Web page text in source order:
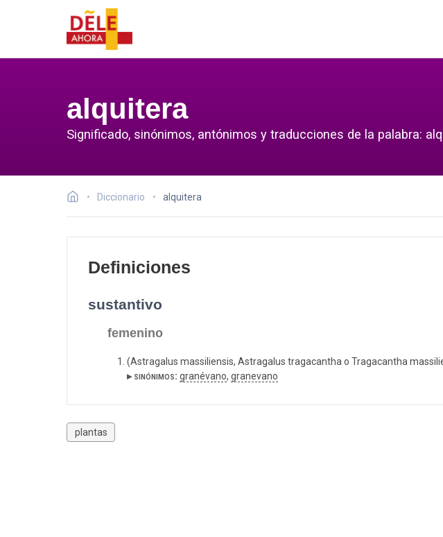
alquitera
Significado, sinónimos, antónimos y traducciones de la palabra:
Diccionario alquitera
Definiciones
sustantivo
femenino
(Astragalus massiliensis, Astragalus tragacantha o Tragacantha
▸ sinónimos: granévano, granevano
plantas